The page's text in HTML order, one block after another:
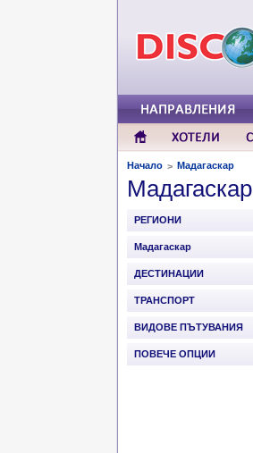
Начало > Мадагаскар
Мадагаскар
РЕГИОНИ
Мадагаскар
ДЕСТИНАЦИИ
ТРАНСПОРТ
ВИДОВЕ ПЪТУВАНИЯ
ПОВЕЧЕ ОПЦИИ